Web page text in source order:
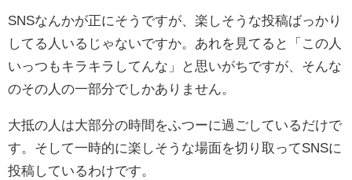
SNSなんかが正にそうですが、楽しそうな投稿ばっかり
してる人いるじゃないですか。あれを見てると「この人
いっつもキラキラしてんな」と思いがちですが、そんな
のその人の一部分でしかありません。
大抵の人は大部分の時間をふつーに過ごしているだけで
す。そして一時的に楽しそうな場面を切り取ってSNSに
投稿しているわけです。